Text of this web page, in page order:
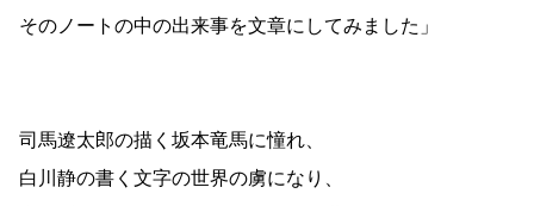
そのノートの中の出来事を文章にしてみました」
司馬遼太郎の描く坂本竜馬に憧れ、
白川静の書く文字の世界の虜になり、